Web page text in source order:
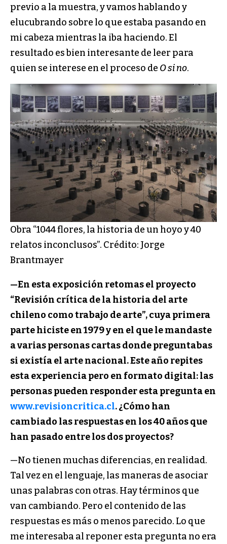
previo a la muestra, y vamos hablando y
elucubrando sobre lo que estaba pasando en
mi cabeza mientras la iba haciendo. El
resultado es bien interesante de leer para
quien se interese en el proceso de O si no.
Obra “1044 flores, la historia de un hoyo y 40
relatos inconclusos”. Crédito: Jorge
Brantmayer
—En esta exposición retomas el proyecto
“Revisión crítica de la historia del arte
chileno como trabajo de arte”, cuya primera
parte hiciste en 1979 y en el que le mandaste
a varias personas cartas donde preguntabas
si existía el arte nacional. Este año repites
esta experiencia pero en formato digital: las
personas pueden responder esta pregunta en
www.revisioncritica.cl. ¿Cómo han
cambiado las respuestas en los 40 años que
han pasado entre los dos proyectos?
—No tienen muchas diferencias, en realidad.
Tal vez en el lenguaje, las maneras de asociar
unas palabras con otras. Hay términos que
van cambiando. Pero el contenido de las
respuestas es más o menos parecido. Lo que
me interesaba al reponer esta pregunta no era